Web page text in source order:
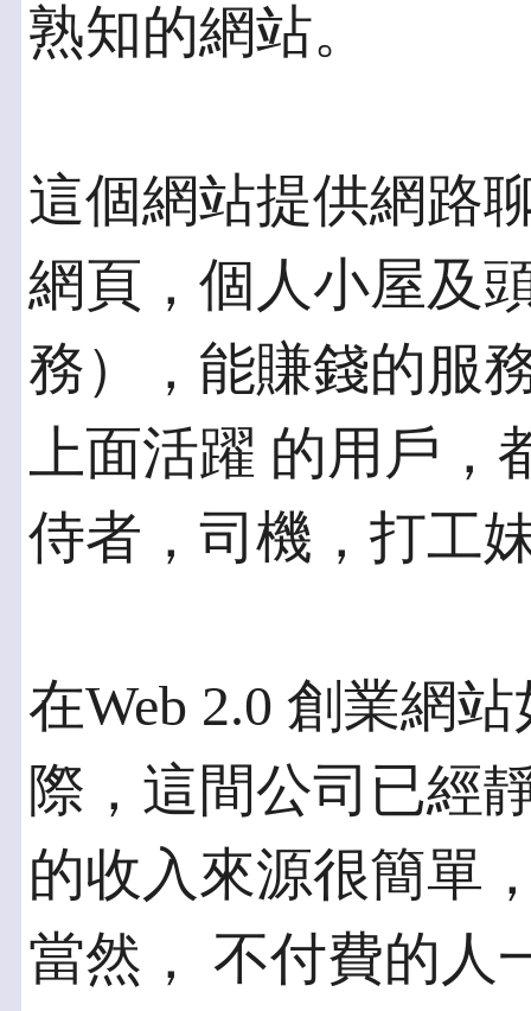
熟知的網站。
這個網站提供網路
網頁，個人小屋及
務），能賺錢的服
上面活躍 的用戶
侍者，司機，打工
在Web 2.0 創業網
際，這間公司已經
的收入來源很簡單
當然， 不付費的人